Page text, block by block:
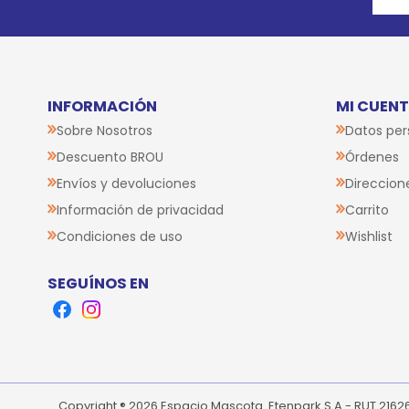
INFORMACIÓN
Sobre Nosotros
Descuento BROU
Envíos y devoluciones
Información de privacidad
Condiciones de uso
MI
Datos
Órdenes
Carrito
Wishlist
SEGUÍNOS EN
FacebookInstagram